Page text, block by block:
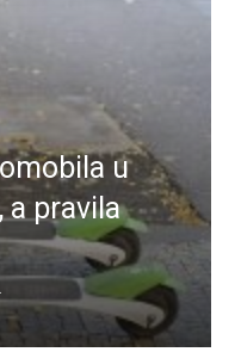
u
a pravila